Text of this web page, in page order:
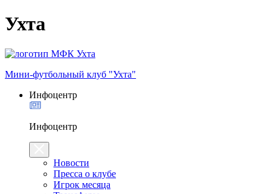
Ухта
Мини-футбольный клуб "Ухта"
Инфоцентр
Инфоцентр
Новости
Пресса о клубе
Игрок месяца